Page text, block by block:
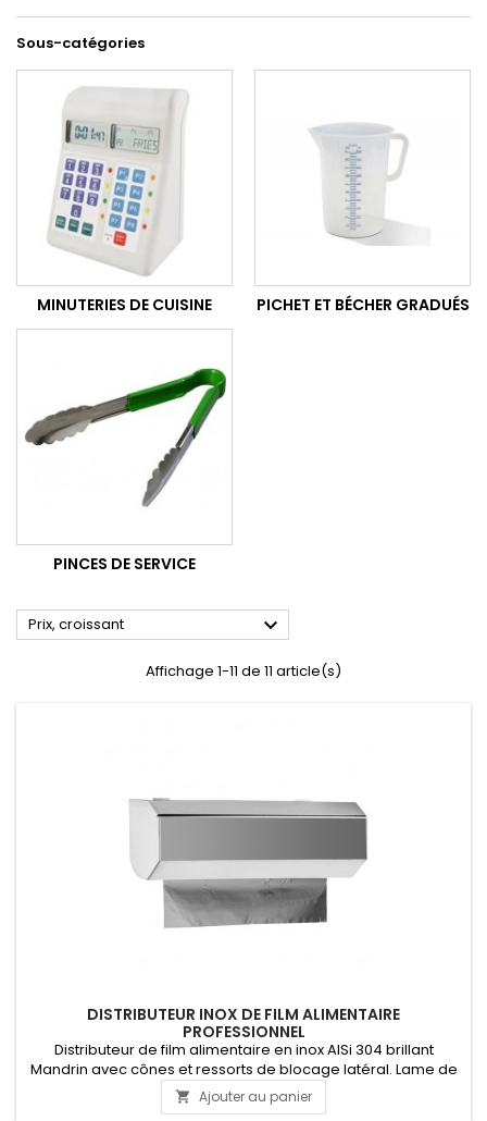
Sous-catégories
MINUTERIES DE CUISINE PICHET ET BÉCHER GRADUÉS
PINCES DE SERVICE
Prix, croissant 
Affichage 1-11 de 11 article(s)
DISTRIBUTEUR INOX DE FILM ALIMENTAIRE
PROFESSIONNEL
Distributeur de film alimentaire en inox AISi 304 brillant
Mandrin avec cônes et ressorts de blocage latéral. Lame de
découpe en ABS. Convient pour rouleaux de film alimentaire
et aluminium. PRODUIT PLUS FABRIQUE
 Ajouter au panier